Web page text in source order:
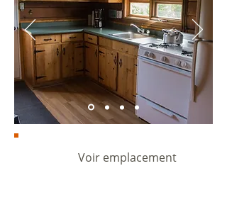
Voir emplacement